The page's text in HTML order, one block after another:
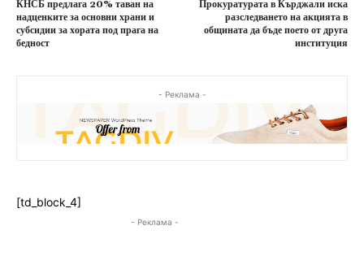
КНСБ предлага 20% таван на
надценките за основни храни и
субсидии за хората под прага на
бедност
Прокуратурата в Кърджали иска
разследването на акцията в
общината да бъде поето от друга
институция
- Реклама -
[td_block_4]
- Реклама -